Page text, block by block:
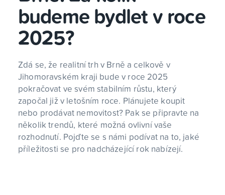
budeme bydlet v roce
2025?
Zdá se, že realitní trh v Brně a celkově v
Jihomoravském kraji bude v roce 2025
pokračovat ve svém stabilním růstu, který
započal již v letošním roce. Plánujete koupit
nebo prodávat nemovitost? Pak se připravte na
několik trendů, které možná ovlivní vaše
rozhodnutí. Pojďte se s námi podívat na to, jaké
příležitosti se pro nadcházející rok nabízejí.